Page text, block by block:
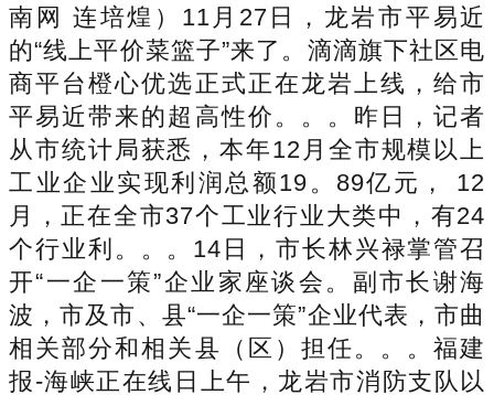
南网 连培煌）11月27日，龙岩市平易近
的“线上平价菜篮子”来了。滴滴旗下社区电
商平台橙心优选正式正在龙岩上线，给市
平易近带来的超高性价。。。昨日，记者
从市统计局获悉，本年12月全市规模以上
工业企业实现利润总额19。89亿元， 12
月，正在全市37个工业行业大类中，有24
个行业利。。。14日，市长林兴禄掌管召
开“一企一策”企业家座谈会。副市长谢海
波，市及市、县“一企一策”企业代表，市曲
相关部分和相关县（区）担任。。。福建
报-海峡正在线日上午，龙岩市消防支队以